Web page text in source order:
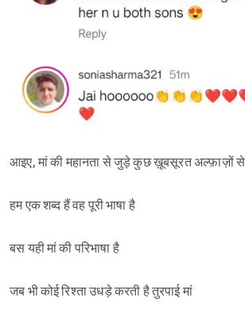
आइए, मां की महानता से जुड़े कुछ ख़ूबसूरत अल्फ़ाज़ों
हम एक शब्द हैं वह पूरी भाषा है
बस यही मां की परिभाषा है
जब भी कोई रिश्ता उधड़े करती है तुरपाई मां